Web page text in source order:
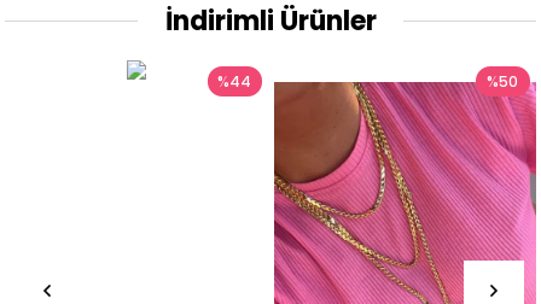
İndirimli Ürünler
%44 %50